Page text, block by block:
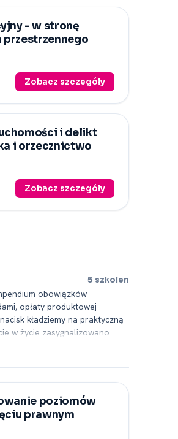
-⁠ w stronę
Zobacz szczegóły
i delikt
i orzecznictwo
Zobacz szczegóły
5 szkolen
obowiązków
opłaty produktowej
kładziemy na praktyczną
w życie zasygnalizowano
praktycznych informacji
study, a wiele kwestii
szkolenia prowadzimy
konkretnej grupy
wygody umożliwiliśmy
poziomów
prawnym